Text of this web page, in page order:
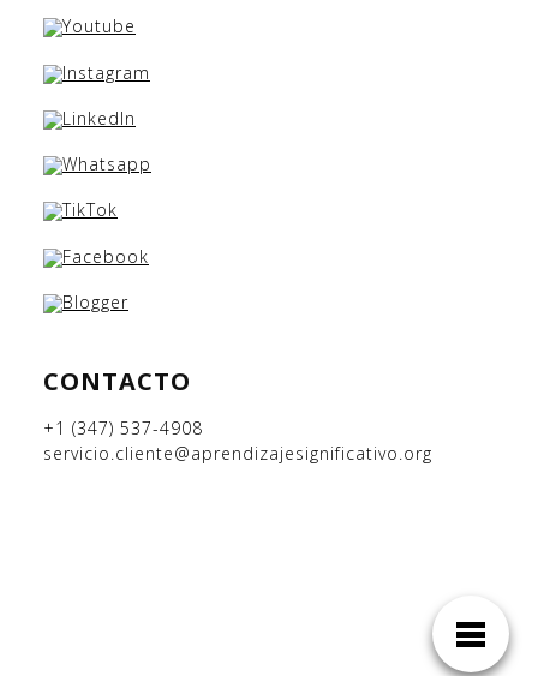
CONTACTO
+1 (347) 537-4908
servicio.cliente@aprendizajesignificativo.org